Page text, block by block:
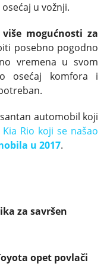
u vožnji.
mogućnosti za
posebno pogodno
vremena u svom
osećaj komfora i
automobil koji
Kia Rio koji se našao
u 2017.
za savršen
opet povlači